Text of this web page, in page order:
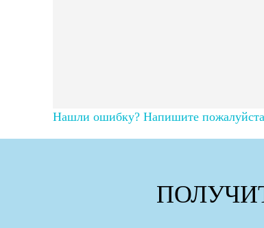
Нашли ошибку? Напишите